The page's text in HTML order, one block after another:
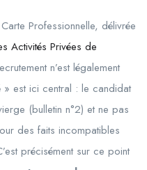
Professionnelle, délivrée
Activités Privées de
n’est légalement
est ici central : le candidat
(bulletin n°2) et ne pas
des faits incompatibles
précisément sur ce point